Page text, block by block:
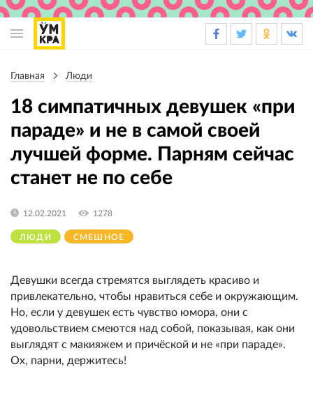
навигации
Главная Люди
18 симпатичных девушек «при
параде» и не в самой своей
лучшей форме. Парням сейчас
станет не по себе
ЛЮДИ СМЕШНОЕ
12.02.2021 1278
Девушки всегда стремятся выглядеть красиво и
привлекательно, чтобы нравиться себе и окружающим.
Но, если у девушек есть чувство юмора, они с
удовольствием смеются над собой, показывая, как они
выглядят с макияжем и причёской и не «при параде».
Ох, парни, держитесь!